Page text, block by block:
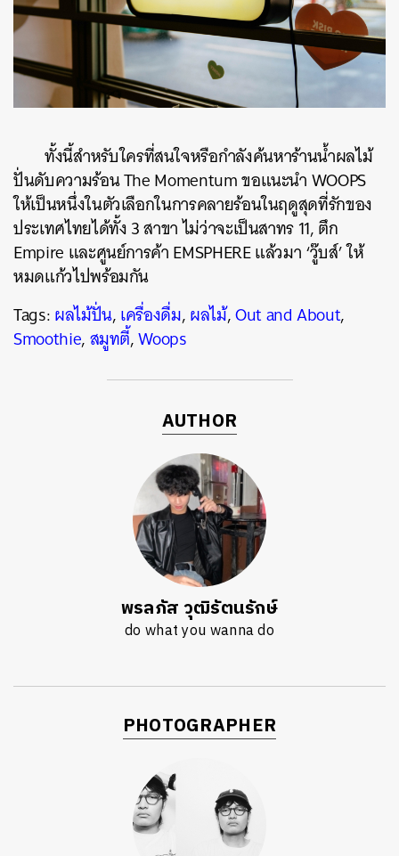
ทั้งนี้สำหรับใครที่สนใจหรือกำลังค้นหาร้านน้ำผลไม้
ปั่นดับความร้อน The Momentum ขอแนะนำ WOOPS
ให้เป็นหนึ่งในตัวเลือกในการคลายร้อนในฤดูสุดที่รักของ
ประเทศไทยได้ทั้ง 3 สาขา ไม่ว่าจะเป็นสาทร 11, ตึก
Empire และศูนย์การค้า EMSPHERE แล้วมา ‘วู๊บส์’ ให้
หมดแก้วไปพร้อมกัน
Tags:ผลไม้ปั่น,เครื่องดื่ม,ผลไม้,Out and About,
Smoothie,สมูทตี้,Woops
AUTHOR
พรลภัส วุฒิรัตนรักษ์
do what you wanna do
PHOTOGRAPHER